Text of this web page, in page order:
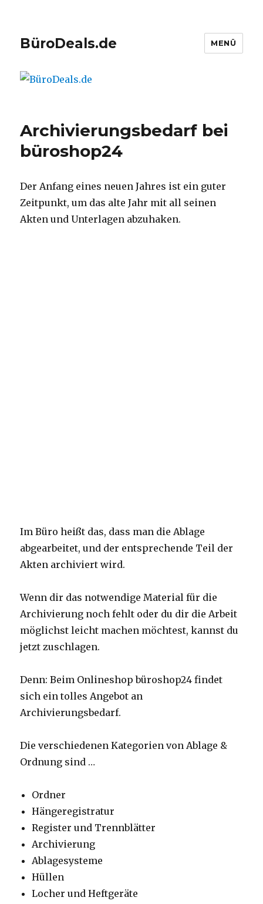
BüroDeals.de MENÜ
Archivierungsbedarf bei
büroshop24
Der Anfang eines neuen Jahres ist ein guter
Zeitpunkt, um das alte Jahr mit all seinen
Akten und Unterlagen abzuhaken.
Im Büro heißt das, dass man die Ablage
abgearbeitet, und der entsprechende Teil der
Akten archiviert wird.
Wenn dir das notwendige Material für die
Archivierung noch fehlt oder du dir die Arbeit
möglichst leicht machen möchtest, kannst du
jetzt zuschlagen.
Denn: Beim Onlineshop büroshop24 findet
sich ein tolles Angebot an
Archivierungsbedarf.
Die verschiedenen Kategorien von Ablage &
Ordnung sind …
Ordner
Hängeregistratur
Register und Trennblätter
Archivierung
Ablagesysteme
Hüllen
Locher und Heftgeräte